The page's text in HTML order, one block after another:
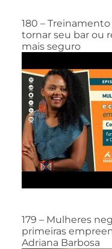
180 –
tornar seu bar ou
mais seguro
179 – Mulheres
primeiras
Adriana Barbosa